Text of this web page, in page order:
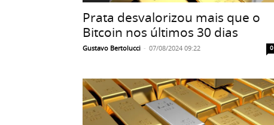
Prata desvalorizou mais que o
Bitcoin nos últimos 30 dias
Gustavo Bertolucci - 07/08/2024 09:22 0